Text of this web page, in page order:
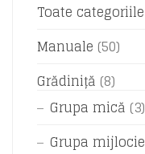
Toate categoriile
Manuale (50)
Grădiniță (8)
Grupa mică (3)
Grupa mijlocie